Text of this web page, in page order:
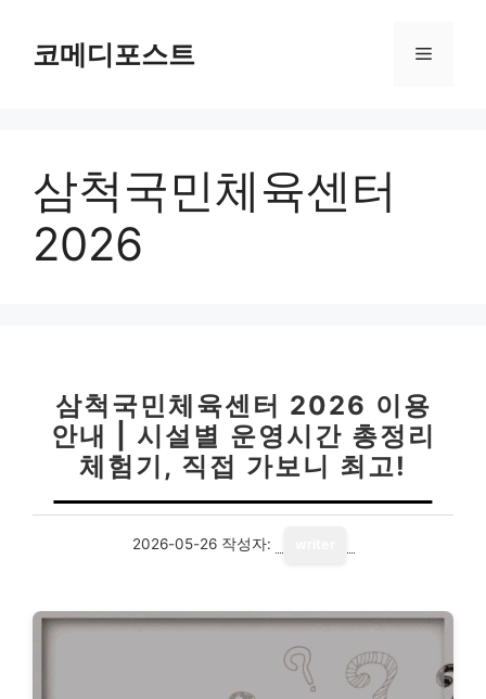
코메디포스트 메
삼척국민체육센터
2026
삼척국민체육센터 2026 이용
안내 | 시설별 운영시간 총정리
체험기, 직접 가보니 최고!
2026-05-26 작성자: